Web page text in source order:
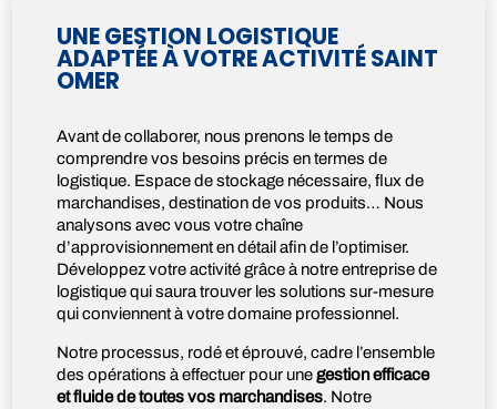
UNE GESTION LOGISTIQUE
ADAPTÉE À VOTRE ACTIVITÉ SAINT
OMER
Avant de collaborer, nous prenons le temps de
comprendre vos besoins précis en termes de
logistique. Espace de stockage nécessaire, flux de
marchandises, destination de vos produits… Nous
analysons avec vous votre chaîne
d’approvisionnement en détail afin de l’optimiser.
Développez votre activité grâce à notre entreprise de
logistique qui saura trouver les solutions sur-mesure
qui conviennent à votre domaine professionnel.
Notre processus, rodé et éprouvé, cadre l’ensemble
des opérations à effectuer pour unegestion efficace
et fluide de toutes vos marchandises. Notre